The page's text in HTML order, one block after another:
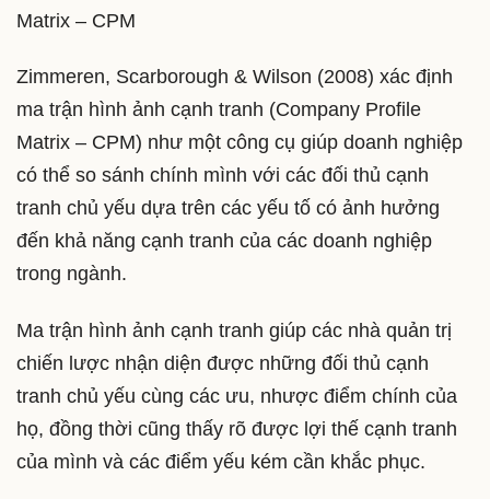
Matrix – CPM
Zimmeren, Scarborough & Wilson (2008) xác định
ma trận hình ảnh cạnh tranh (Company Profile
Matrix – CPM) như một công cụ giúp doanh nghiệp
có thể so sánh chính mình với các đối thủ cạnh
tranh chủ yếu dựa trên các yếu tố có ảnh hưởng
đến khả năng cạnh tranh của các doanh nghiệp
trong ngành.
Ma trận hình ảnh cạnh tranh giúp các nhà quản trị
chiến lược nhận diện được những đối thủ cạnh
tranh chủ yếu cùng các ưu, nhược điểm chính của
họ, đồng thời cũng thấy rõ được lợi thế cạnh tranh
của mình và các điểm yếu kém cần khắc phục.